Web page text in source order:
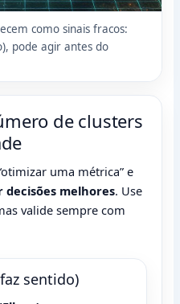
como sinais fracos:
pode agir antes do
de clusters
uma métrica” e
decisões melhores. Use
valide sempre com
sentido)